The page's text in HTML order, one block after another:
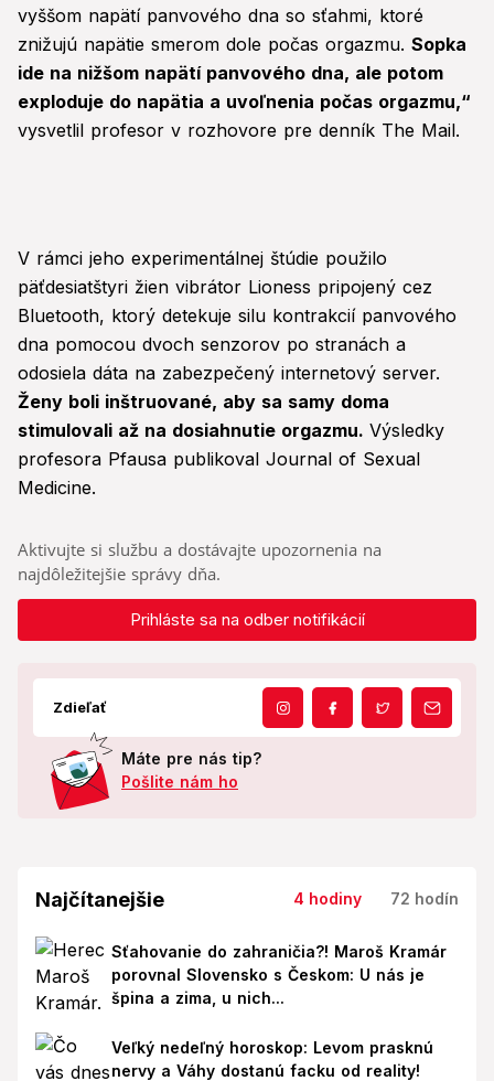
vyššom napätí panvového dna so sťahmi, ktoré
znižujú napätie smerom dole počas orgazmu. Sopka
ide na nižšom napätí panvového dna, ale potom
exploduje do napätia a uvoľnenia počas orgazmu,“
vysvetlil profesor v rozhovore pre denník The Mail.
V rámci jeho experimentálnej štúdie použilo
päťdesiatštyri žien vibrátor Lioness pripojený cez
Bluetooth, ktorý detekuje silu kontrakcií panvového
dna pomocou dvoch senzorov po stranách a
odosiela dáta na zabezpečený internetový server.
Ženy boli inštruované, aby sa samy doma
stimulovali až na dosiahnutie orgazmu. Výsledky
profesora Pfausa publikoval Journal of Sexual
Medicine.
Aktivujte si službu a dostávajte upozornenia na
najdôležitejšie správy dňa.
Prihláste sa na odber notifikácií
Zdieľať
Máte pre nás tip?
Pošlite nám ho
Najčítanejšie 4 hodiny 72 hodín
Sťahovanie do zahraničia?! Maroš Kramár
porovnal Slovensko s Českom: U nás je
špina a zima, u nich...
Veľký nedeľný horoskop: Levom prasknú
nervy a Váhy dostanú facku od reality!